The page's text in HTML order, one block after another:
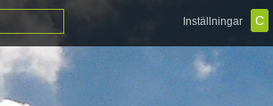
Inställningar C